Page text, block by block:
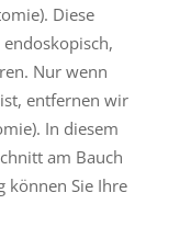
Diese
Nur wenn
entfernen wir
In diesem
am Bauch
können Sie Ihre